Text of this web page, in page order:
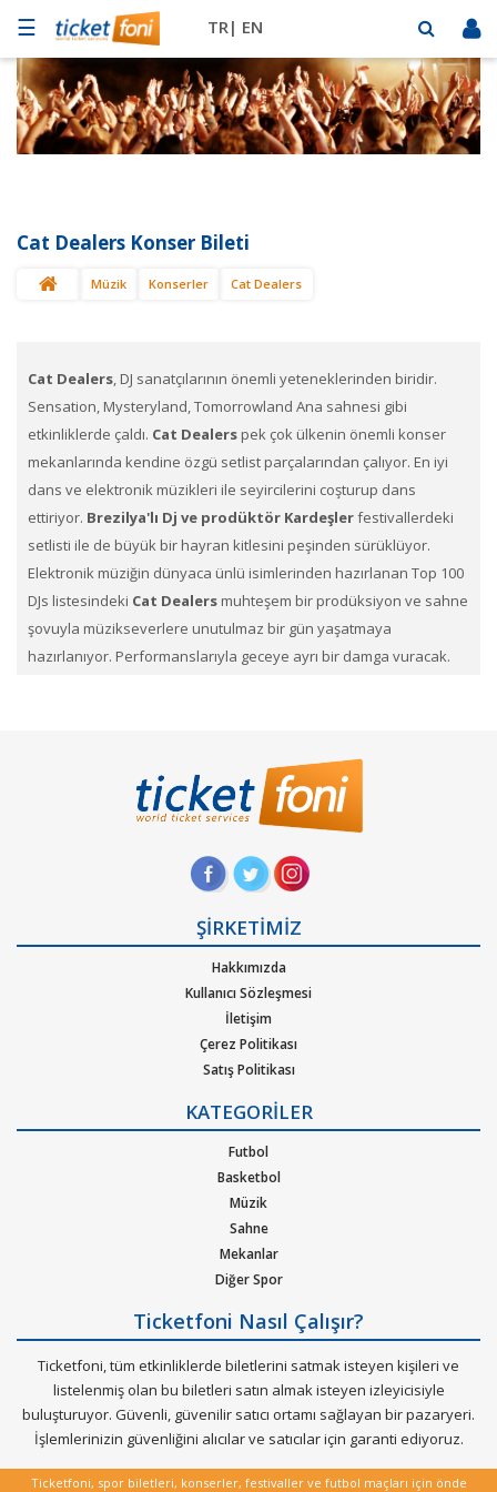
☰ TR| EN
Futbol
Basketbol
Mekanlar
Diğer
SAT
Cat Dealers Konser Bileti
Müzik Konserler Cat Dealers
Cat Dealers, DJ sanatçılarının önemli yeteneklerinden biridir.
Sensation, Mysteryland, Tomorrowland Ana sahnesi gibi
etkinliklerde çaldı. Cat Dealers pek çok ülkenin önemli konser
mekanlarında kendine özgü setlist parçalarından çalıyor. En iyi
dans ve elektronik müzikleri ile seyircilerini coşturup dans
ettiriyor. Brezilya'lı Dj ve prodüktör Kardeşlerfestivallerdeki
setlisti ile de büyük bir hayran kitlesini peşinden sürüklüyor.
Elektronik müziğin dünyaca ünlü isimlerinden hazırlanan Top 100
DJs listesindeki Cat Dealers muhteşem bir prodüksiyon ve sahne
şovuyla müzikseverlere unutulmaz bir gün yaşatmaya
hazırlanıyor. Performanslarıyla geceye ayrı bir damga vuracak.
ni TicketFoni ile satın alabileceğiniz
Cat DealersbiletleriniSatışa çıkarabilirsin. En çok
ilgi gören, en çok beklediğimiz bu konser biletlerini Ticketfoni
kategorilerine ait etkinliklerin biletlerini sayfamız üzerinden
arayıp dilediğin konserlerin biletini Ticketfoni üzerinden satın
alabilirsin. Profil sayfanızda biletin ne şekilde size ulaştırılacağını
ve hangi zaman diliminde sizde olacağını size yapacağımız
bildirimlerle haberdar edeceğiz.
Cat Dealers Konseri etkinlik biletleri satın al.
Cat Dealersgibi pek çok sanatçının ve
müzik gruplarının konserlerine, müzik festivallerine, sahne
etkinliklerine en uygun ve hızlı bir şekilde bilet satın alabilirsiniz .
Ticketfoni üzerinden Cat Dealerskonser bileti satın almak
Bilet seçiminizi yapınız. (Katılmak istediğiniz etkinlik ya da
etkinliklere ait siteye optimize edilmiş oturma planları ve kategori
sayesinde bilet seçiminizi yapınız.)
Size sunulan güvenli Ödeme adımına geçiniz.
Artık biletiniz hazır.
Hangi müzik türlerinde ticketfoniden bilet bulup satınalabilirim.
ŞİRKETİMİZ
Hakkımızda
Kullanıcı Sözleşmesi
İletişim
Çerez Politikası
Satış Politikası
Kurumsal Ağırlama
Nasıl Çalışır
Bilet Tipi ve Teslimat
Üyelik Doğrulama
Sık Sorulan Sorular
KATEGORİLER
Futbol
Basketbol
Müzik
Sahne
Mekanlar
Diğer Spor
Ticketfoni Nasıl Çalışır?
Ticketfoni, tüm etkinliklerde biletlerini satmak isteyen kişileri ve
listelenmiş olan bu biletleri satın almak isteyen izleyicisiyle
buluşturuyor. Güvenli, güvenilir satıcı ortamı sağlayan bir pazaryeri.
İşlemlerinizin güvenliğini alıcılar ve satıcılar için garanti ediyoruz.
Ticketfoni, spor biletleri, konserler, festivaller ve futbol maçları için önde